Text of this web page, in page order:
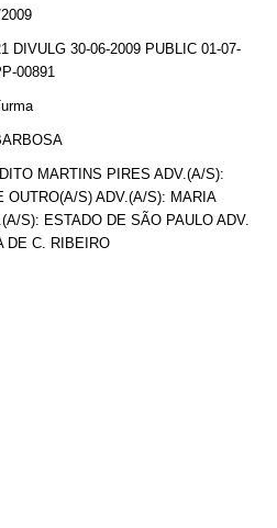
DIVULG 30-06-2009 PUBLIC 01-07-
00891
MARTINS PIRES ADV.(A/S):
OUTRO(A/S) ADV.(A/S): MARIA
S): ESTADO DE SÃO PAULO ADV.
DE C. RIBEIRO